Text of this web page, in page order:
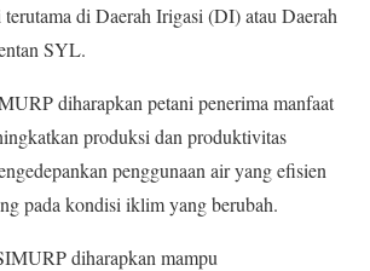
terutama di Daerah Irigasi (DI) atau Daerah
SYL.
diharapkan petani penerima manfaat
produksi dan produktivitas
penggunaan air yang efisien
pada kondisi iklim yang berubah.
diharapkan mampu